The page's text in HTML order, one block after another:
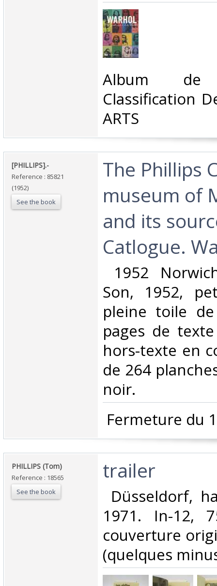
‎Album de
Classification
ARTS‎
‎[PHILLIPS].-‎
Reference : 85821
(1952)
See the book
‎The Phillips
museum of
and its
Catlogue.
1952
Son, 1952,
pleine toile
pages de
hors-texte en
de 264
noir. ‎
Fermeture du
‎PHILLIPS (Tom)‎
Reference : 18565
See the book
‎trailer‎
Düsseldorf,
1971. In-12,
couverture
(quelques